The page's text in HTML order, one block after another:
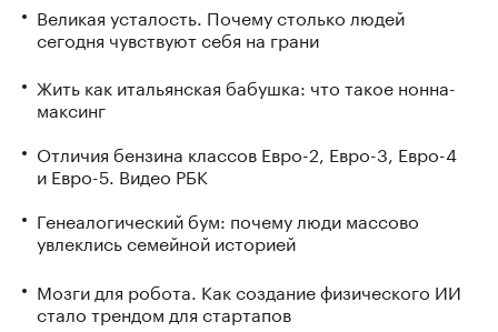
Великая усталость. Почему столько людей
сегодня чувствуют себя на грани
Жить как итальянская бабушка: что такое нонна-
максинг
Отличия бензина классов Евро-2, Евро-3, Евро-4
и Евро-5. Видео РБК
Генеалогический бум: почему люди массово
увлеклись семейной историей
Мозги для робота. Как создание физического ИИ
стало трендом для стартапов